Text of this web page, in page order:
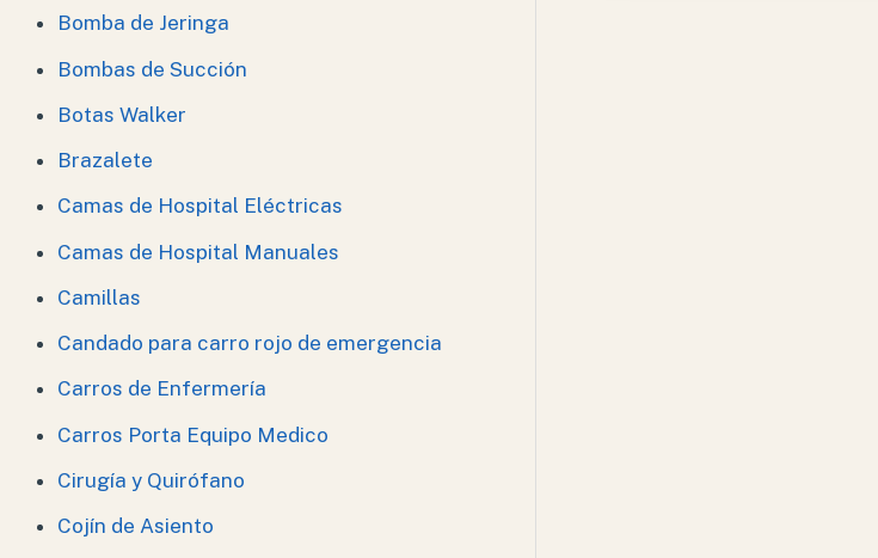
Bomba de Jeringa
Bombas de Succión
Botas Walker
Brazalete
Camas de Hospital Eléctricas
Camas de Hospital Manuales
Camillas
Candado para carro rojo de emergencia
Carros de Enfermería
Carros Porta Equipo Medico
Cirugía y Quirófano
Cojín de Asiento